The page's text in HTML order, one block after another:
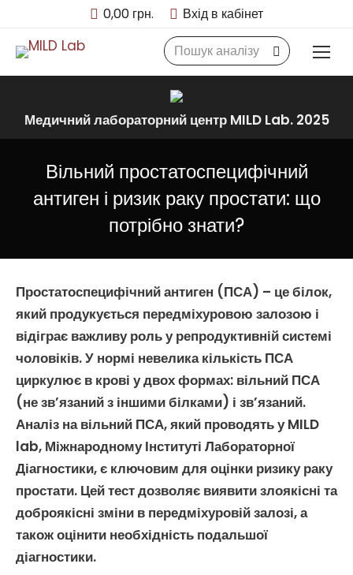
0,00 грн. Вхід в кабінет
Search:
Вільний простатоспецифічний
антиген і ризик раку простати: що
потрібно знати?
Простатоспецифічний антиген (ПСА) – це білок,
який продукується передміхуровою залозою і
відіграє важливу роль у репродуктивній системі
чоловіків. У нормі невелика кількість ПСА
циркулює в крові у двох формах: вільний ПСА
(не зв’язаний з іншими білками) і зв’язаний.
Аналіз навільний ПСА, який проводять у MILD
lab, Міжнародному Інституті Лабораторної
Діагностики, є ключовим для оцінки ризикураку
простати. Цей тест дозволяє виявитизлоякісні та
доброякісні зміни в передміхуровій залозі, а
також оцінити необхідність подальшої
діагностики.
Медичний лабораторний центр MILD Lab. 2025